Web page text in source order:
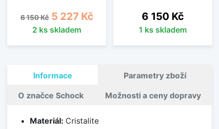
Běžná cena
6 150 Kč Cena
5 227 Kč
2 ks skladem
Cena
6 150 Kč
1 ks skladem
Informace Parametry zboží
O značce Schock Možnosti a ceny dopravy
Materiál: Cristalite